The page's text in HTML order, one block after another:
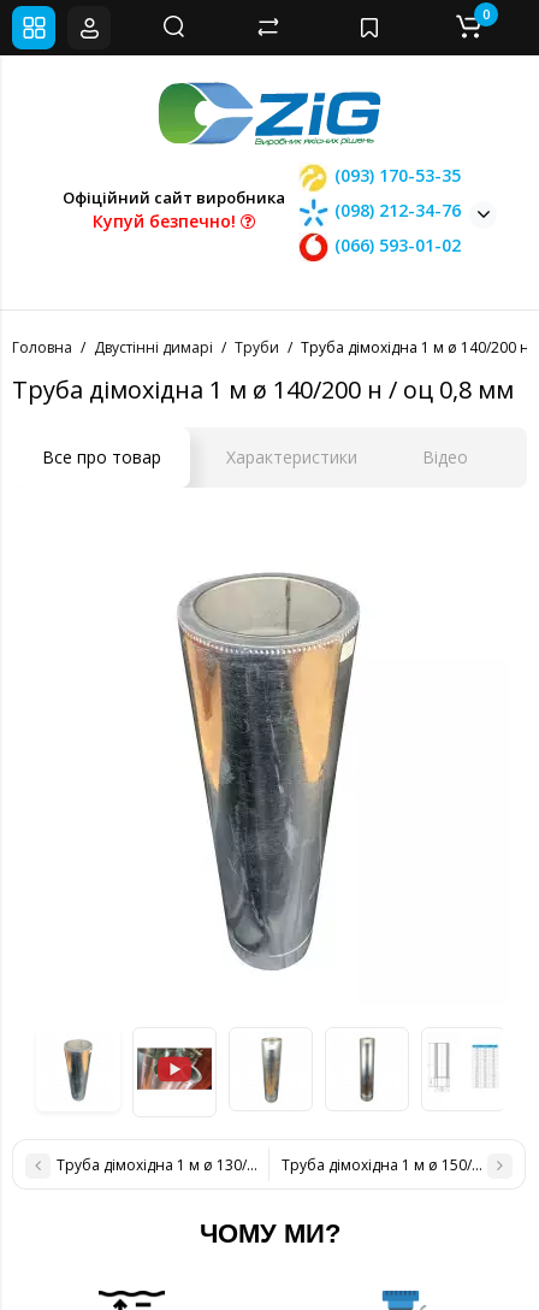
Офіційний сайт виробника
Купуй безпечно!
(093) 170-53-35
(098) 212-34-76
(066) 593-01-02
0
Головна Двустінні димарі Труби Труба дімохідна 1 м ø 140/200 н
Труба дімохідна 1 м ø 140/200 н / оц 0,8 мм
Все про товар Характеристики Відео
Труба дімохідна 1 м ø 130/200 н / оц 0,8 ммТруба дімохідна 1 м ø 150/220 н /
ЧОМУ МИ?